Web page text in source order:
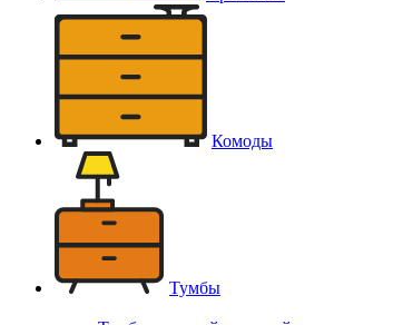
Комоды
Тумбы